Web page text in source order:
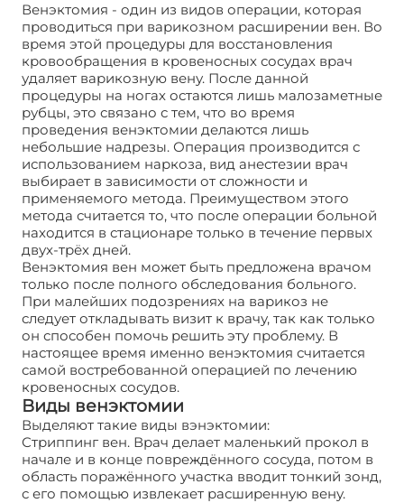
Венэктомия - один из видов операции, которая
проводиться при варикозном расширении вен. Во
время этой процедуры для восстановления
кровообращения в кровеносных сосудах врач
удаляет варикозную вену. После данной
процедуры на ногах остаются лишь малозаметные
рубцы, это связано с тем, что во время
проведения венэктомии делаются лишь
небольшие надрезы. Операция производится с
использованием наркоза, вид анестезии врач
выбирает в зависимости от сложности и
применяемого метода. Преимуществом этого
метода считается то, что после операции больной
находится в стационаре только в течение первых
двух-трёх дней.
Венэктомия вен может быть предложена врачом
только после полного обследования больного.
При малейших подозрениях на варикоз не
следует откладывать визит к врачу, так как только
он способен помочь решить эту проблему. В
настоящее время именно венэктомия считается
самой востребованной операцией по лечению
кровеносных сосудов.
Виды венэктомии
Выделяют такие виды вэнэктомии:
Стриппинг вен. Врач делает маленький прокол в
начале и в конце повреждённого сосуда, потом в
область поражённого участка вводит тонкий зонд,
с его помощью извлекает расширенную вену.